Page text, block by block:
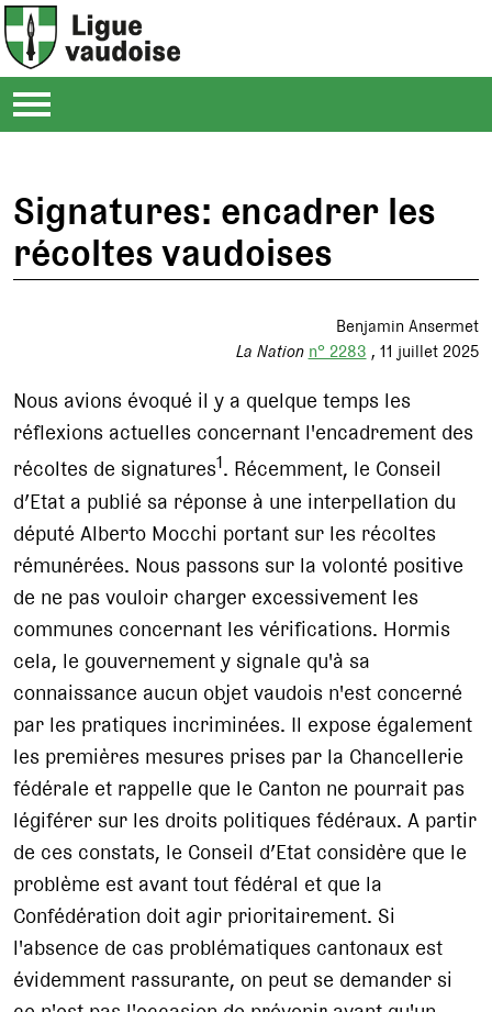
Signatures: encadrer les
récoltes vaudoises
Benjamin Ansermet
La Nation n° 2283 11 juillet 2025
Nous avions évoqué il y a quelque temps les
réflexions actuelles concernant l'encadrement des
récoltes de signatures1. Récemment, le Conseil
d’Etat a publié sa réponse à une interpellation du
député Alberto Mocchi portant sur les récoltes
rémunérées. Nous passons sur la volonté positive
de ne pas vouloir charger excessivement les
communes concernant les vérifications. Hormis
cela, le gouvernement y signale qu'à sa
connaissance aucun objet vaudois n'est concerné
par les pratiques incriminées. Il expose également
les premières mesures prises par la Chancellerie
fédérale et rappelle que le Canton ne pourrait pas
légiférer sur les droits politiques fédéraux. A partir
de ces constats, le Conseil d’Etat considère que le
problème est avant tout fédéral et que la
Confédération doit agir prioritairement. Si
l'absence de cas problématiques cantonaux est
évidemment rassurante, on peut se demander si